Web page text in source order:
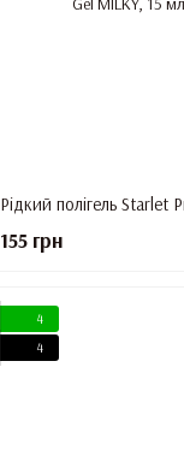
155 грн
4
4